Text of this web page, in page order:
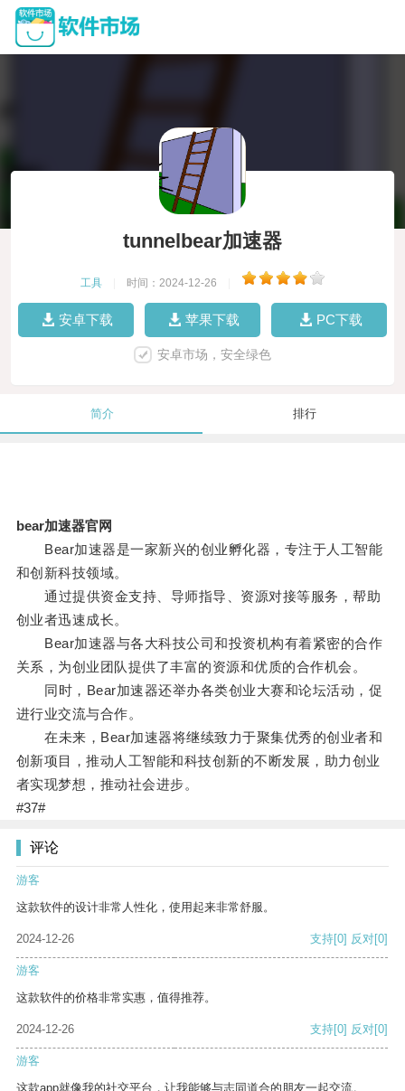
tunnelbear加速器
工具 时间：2024-12-26
安卓下载 苹果下载 PC下载
安卓市场，安全绿色
简介 排行
bear加速器官网
Bear加速器是一家新兴的创业孵化器，专注于人工智能
和创新科技领域。
通过提供资金支持、导师指导、资源对接等服务，帮助
创业者迅速成长。
Bear加速器与各大科技公司和投资机构有着紧密的合作
关系，为创业团队提供了丰富的资源和优质的合作机会。
同时，Bear加速器还举办各类创业大赛和论坛活动，促
进行业交流与合作。
在未来，Bear加速器将继续致力于聚集优秀的创业者和
创新项目，推动人工智能和科技创新的不断发展，助力创业
者实现梦想，推动社会进步。
#37#
评论
游客
这款软件的设计非常人性化，使用起来非常舒服。
2024-12-26 支持[0] 反对[0]
游客
这款软件的价格非常实惠，值得推荐。
2024-12-26 支持[0] 反对[0]
游客
这款app就像我的社交平台，让我能够与志同道合的朋友一起交流。